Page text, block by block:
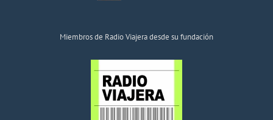
Miembros de Radio Viajera desde su fundación